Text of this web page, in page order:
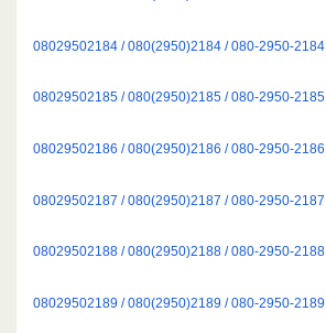
08029502184 / 080(2950)2184 / 080-2950-2184
08029502185 / 080(2950)2185 / 080-2950-2185
08029502186 / 080(2950)2186 / 080-2950-2186
08029502187 / 080(2950)2187 / 080-2950-2187
08029502188 / 080(2950)2188 / 080-2950-2188
08029502189 / 080(2950)2189 / 080-2950-2189